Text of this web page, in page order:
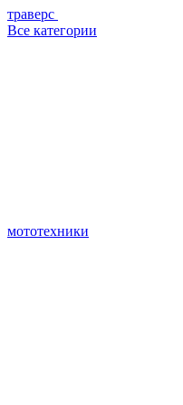
траверс
Все категории
мототехники